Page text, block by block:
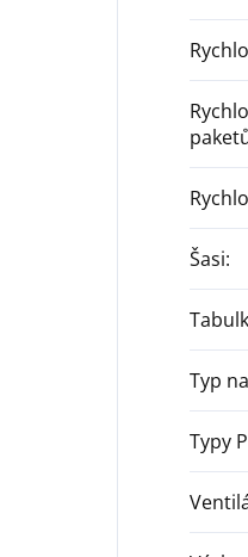
Šasi:
Typ
Typy